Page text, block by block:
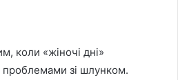
коли «жіночі дні»
зі шлунком.